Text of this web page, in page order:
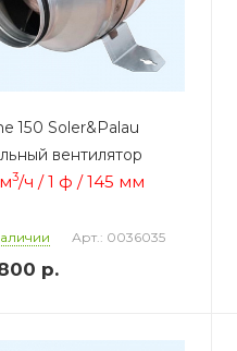
150 Soler&Palau
вентилятор
3/ч / 1 ф / 145 мм
Арт.: 0036035
р.